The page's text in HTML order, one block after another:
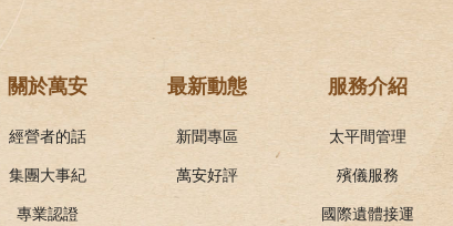
關於萬安
經營者的話
集團大事紀
專業認證
最新動態
新聞專區
萬安好評
服務介紹
太平間管理
殯儀服務
國際遺體接運